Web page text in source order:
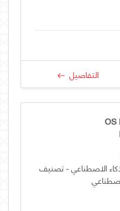
التفاصيل
OS
الاصطناعي - تصنيف